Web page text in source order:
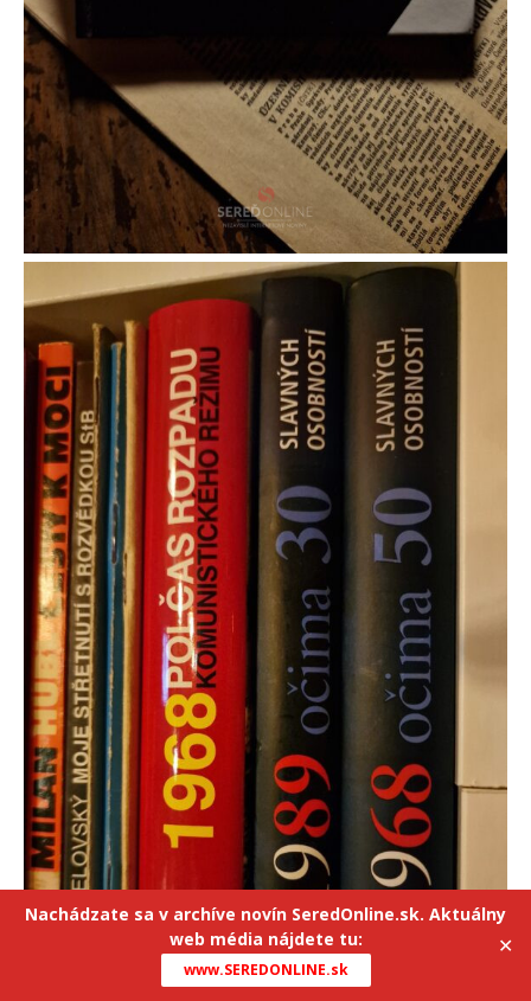
Nachádzate sa v archíve novín SeredOnline.sk. Aktuálny
web média nájdete tu:
www.SEREDONLINE.sk
✕